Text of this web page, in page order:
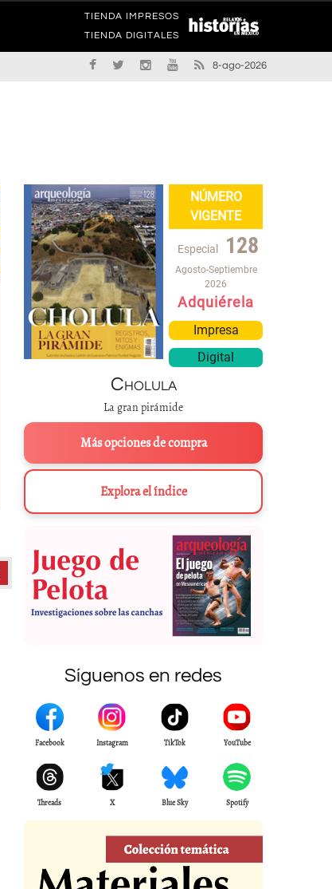
TIENDA IMPRESOS
TIENDA DIGITALES
8-ago-2026
3 mayo, 2018 / 2
NÚMERO
VIGENTE
Especial 128
Agosto-Septiembre
2026
Adquiérela
Impresa
Digital
Cholula
La gran pirámide
Más opciones de compra
Explora el índice
Síguenos en redes
Facebook Instagram TikTok YouTube
Threads X Blue Sky Spotify